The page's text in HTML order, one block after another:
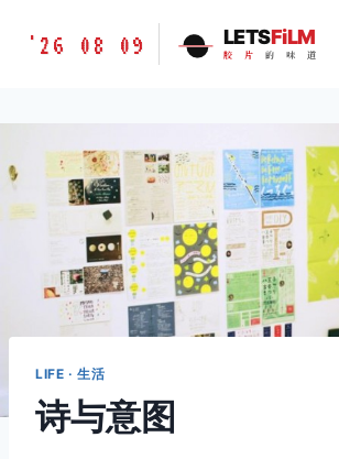
胶
味
LETSFILM
'26 08 09 LETSFiLM
胶 片 的 味 道
LIFE · 生活
诗与意图